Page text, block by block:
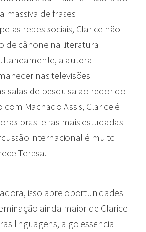
massiva de frases
redes sociais, Clarice não
de cânone na literatura
a autora
nas televisões
salas de pesquisa ao redor do
com Machado Assis, Clarice é
brasileiras mais estudadas
internacional é muito
Teresa.
isso abre oportunidades
ainda maior de Clarice
linguagens, algo essencial